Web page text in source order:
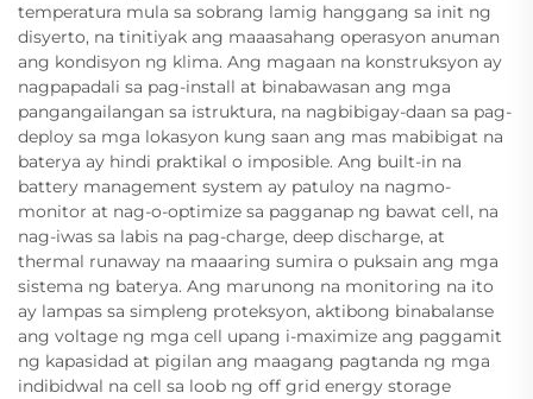
temperatura mula sa sobrang lamig hanggang sa init ng
disyerto, na tinitiyak ang maaasahang operasyon anuman
ang kondisyon ng klima. Ang magaan na konstruksyon ay
nagpapadali sa pag-install at binabawasan ang mga
pangangailangan sa istruktura, na nagbibigay-daan sa pag-
deploy sa mga lokasyon kung saan ang mas mabibigat na
baterya ay hindi praktikal o imposible. Ang built-in na
battery management system ay patuloy na nagmo-
monitor at nag-o-optimize sa pagganap ng bawat cell, na
nag-iwas sa labis na pag-charge, deep discharge, at
thermal runaway na maaaring sumira o puksain ang mga
sistema ng baterya. Ang marunong na monitoring na ito
ay lampas sa simpleng proteksyon, aktibong binabalanse
ang voltage ng mga cell upang i-maximize ang paggamit
ng kapasidad at pigilan ang maagang pagtanda ng mga
indibidwal na cell sa loob ng off grid energy storage